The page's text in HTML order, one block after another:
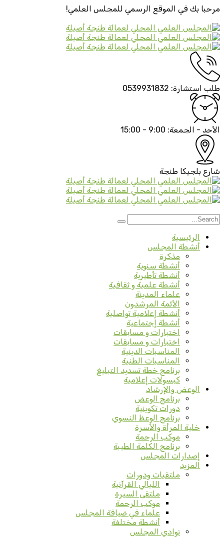
مرحبا بك في الموقع الرسمي للمجلس العلمي!
طلب استشارة: 0539931832
الأحد - الجمعة: 9:00 - 15:00
شارع بلجيكا طنجة
الرئيسية
أنشطة المجلس
مذكرة
أنشطة سنوية
أنشطة تأطيرية
أنشطة علمية و ثقافية
علماء المدينة
الأئمة المرشدون
أنشطة إعلامية تواصلية
أنشطة إجتماعية
اختبارات و مسابقات
اختبارات و مسابقات
المناسبات الدينية
المناسبات الطنية
برنامج خطة تسديد التبليغ
كبسولات إعلامية
الوعض والإرشاد
برنامج الوعض
دورات تكوينية
برنامج الوعظ النسوي
خلية المرأة والأسرة
موكب الرحمة
برنامج الكلمة الطيبة
إصدارات المجلس
المزيد
ملتقيات ودورات
الليالي القرآنية
ملتقى السيرة
موكب الرحمة
علماء في ضيافة المجلس
أنشطة مختلفة
نوادي المجلس